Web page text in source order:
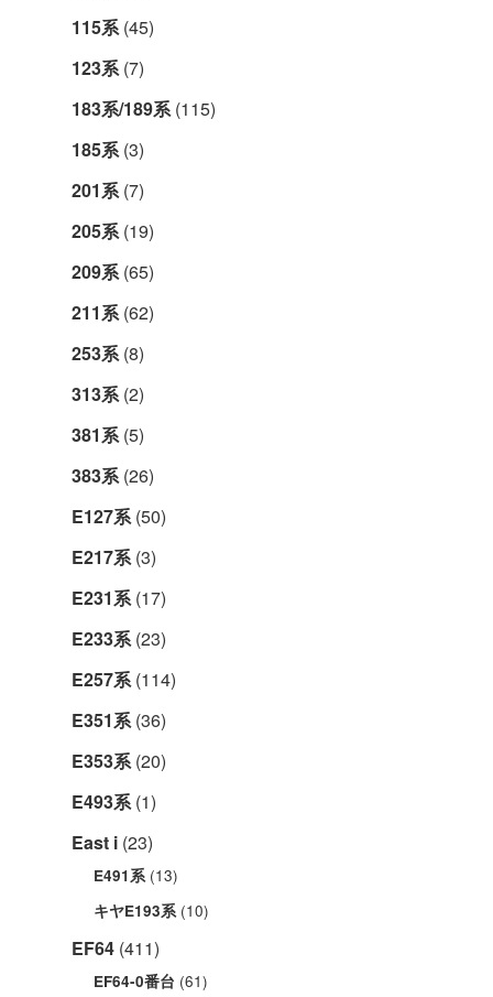
115系(45)
123系(7)
183系/189系(115)
185系(3)
201系(7)
205系(19)
209系(65)
211系(62)
253系(8)
313系(2)
381系(5)
383系(26)
E127系(50)
E217系(3)
E231系(17)
E233系(23)
E257系(114)
E351系(36)
E353系(20)
E493系(1)
East i (23)
E491系 (13)
キヤE193系 (10)
EF64 (411)
EF64-0番台 (61)